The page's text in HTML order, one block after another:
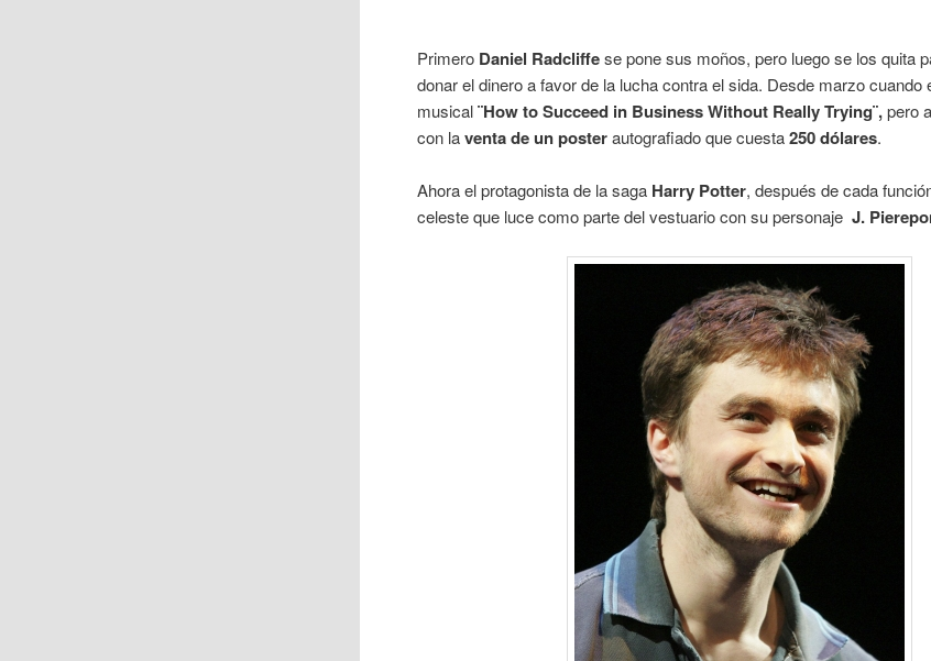
Primero Daniel Radcliffese pone sus moños, pero luego se los quita
donar el dinero a favor de la lucha contra el sida. Desde marzo cuando
musical¨Howto Succeed in Business Without Really Trying¨,pero
con laventa de un posterautografiado que cuesta250 dólares.
Ahora el protagonista de la saga Harry Potter, después de cada
celeste que luce como parte del vestuario con su personajeJ.